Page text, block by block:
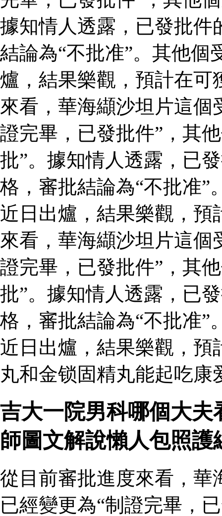
據知情人透露，已發批件
結論為“不批准”。其他個
爐，結果樂觀，預計在可
來看，華海纈沙坦片這個
證完畢，已發批件”，其
批”。據知情人透露，已
格，審批結論為“不批准”
近日出爐，結果樂觀，預
來看，華海纈沙坦片這個
證完畢，已發批件”，其
批”。據知情人透露，已
格，審批結論為“不批准”
近日出爐，結果樂觀，
丸和金锁固精丸能起吃康
吉大一院男科哪個大
師圖文解說懶人包照護
從目前審批進度來看，華
已經變更為“制證完畢，